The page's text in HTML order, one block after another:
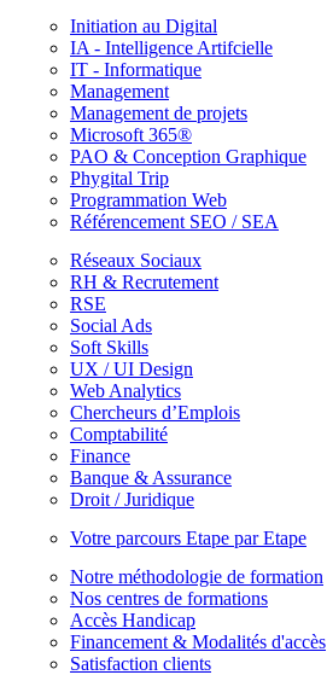
Initiation au Digital
IA - Intelligence Artifcielle
IT - Informatique
Management
Management de projets
Microsoft 365®
PAO & Conception Graphique
Phygital Trip
Programmation Web
Référencement SEO / SEA
Réseaux Sociaux
RH & Recrutement
RSE
Social Ads
Soft Skills
UX / UI Design
Web Analytics
Chercheurs d’Emplois
Comptabilité
Finance
Banque & Assurance
Droit / Juridique
Votre parcours Etape par Etape
Notre méthodologie de formation
Nos centres de formations
Accès Handicap
Financement & Modalités d'accès
Satisfaction clients